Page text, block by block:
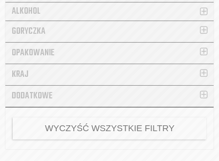
Brokreacja
Browar Jabłonowo
Browar Mentzen
Browar Stu Mostów
Browar Tarnobrzeg
Browar Zamkowy Racibórz
Chimay (Scourmont Abbey) - Trapiści [Belgia]
Duvel Moortgate [Belgia]
ALKOHOL
GORYCZKA
OPAKOWANIE
KRAJ
DODATKOWE
WYCZYŚĆ WSZYSTKIE FILTRY